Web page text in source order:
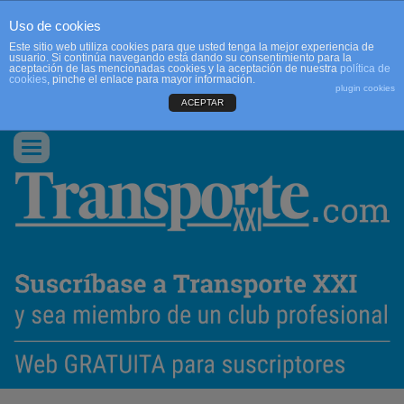
CONTACTO
Conmutar
navegación
Uso de cookies
Este sitio web utiliza cookies para que usted tenga la mejor experiencia de
usuario. Si continúa navegando está dando su consentimiento para la
aceptación de las mencionadas cookies y la aceptación de nuestra política de
cookies, pinche el enlace para mayor información.
plugin cookies
ACEPTAR